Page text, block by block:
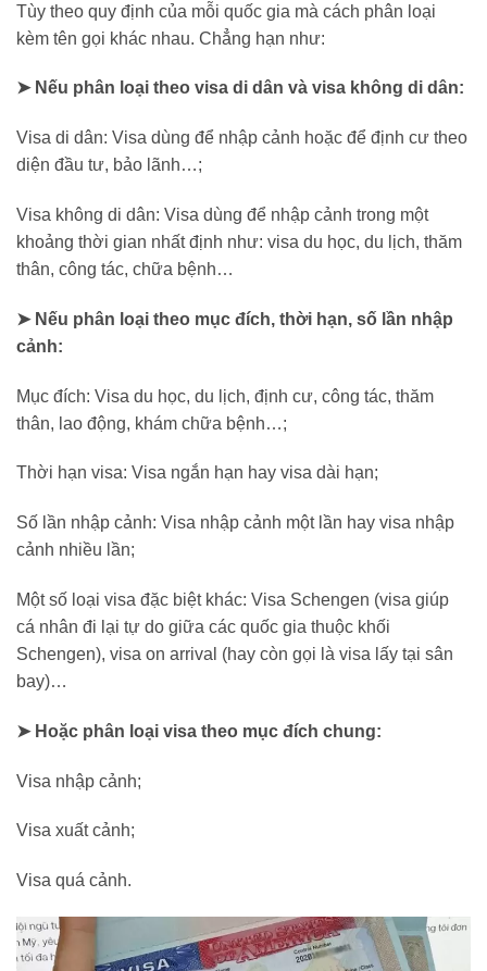
Tùy theo quy định của mỗi quốc gia mà cách phân loại
kèm tên gọi khác nhau. Chẳng hạn như:
➤ Nếu phân loại theo visa di dân và visa không di dân:
Visa di dân: Visa dùng để nhập cảnh hoặc để định cư theo
diện đầu tư, bảo lãnh…;
Visa không di dân: Visa dùng để nhập cảnh trong một
khoảng thời gian nhất định như: visa du học, du lịch, thăm
thân, công tác, chữa bệnh…
➤ Nếu phân loại theo mục đích, thời hạn, số lần nhập
cảnh:
Mục đích: Visa du học, du lịch, định cư, công tác, thăm
thân, lao động, khám chữa bệnh…;
Thời hạn visa: Visa ngắn hạn hay visa dài hạn;
Số lần nhập cảnh: Visa nhập cảnh một lần hay visa nhập
cảnh nhiều lần;
Một số loại visa đặc biệt khác: Visa Schengen (visa giúp
cá nhân đi lại tự do giữa các quốc gia thuộc khối
Schengen), visa on arrival (hay còn gọi là visa lấy tại sân
bay)…
➤ Hoặc phân loại visa theo mục đích chung:
Visa nhập cảnh;
Visa xuất cảnh;
Visa quá cảnh.